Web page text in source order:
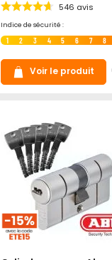
546 avis
Indice de sécurité :
1 2 3 4 5 6 7 8
Voir le produit